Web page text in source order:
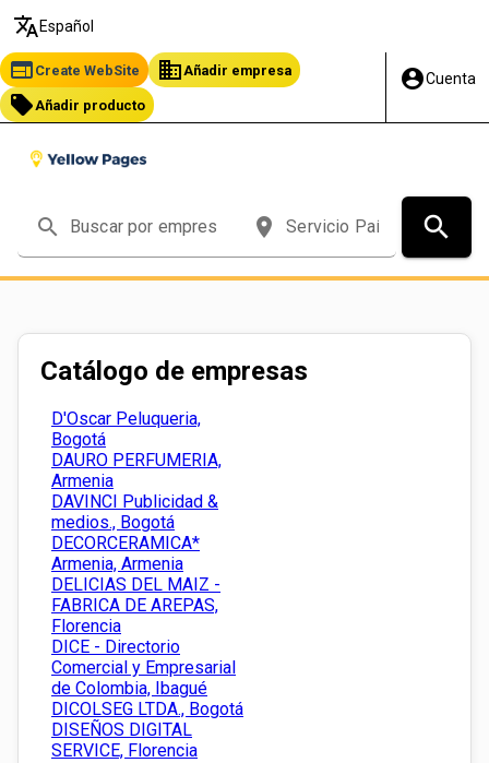
translate Español
web Create WebSite business Añadir empresa
local_offer Añadir producto
account_circleCuenta
search place search
Catálogo de empresas
D'Oscar Peluqueria,
Bogotá
DAURO PERFUMERIA,
Armenia
DAVINCI Publicidad &
medios., Bogotá
DECORCERAMICA*
Armenia, Armenia
DELICIAS DEL MAIZ -
FABRICA DE AREPAS,
Florencia
DICE - Directorio
Comercial y Empresarial
de Colombia, Ibagué
DICOLSEG LTDA., Bogotá
DISEÑOS DIGITAL
SERVICE, Florencia